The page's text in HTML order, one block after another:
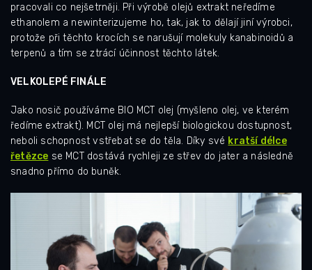
pracovali co nejšetrněji. Při výrobě olejů extrakt neředíme
ethanolem a newinterizujeme ho, tak, jak to dělají jiní výrobci,
protože při těchto krocích se narušují molekuly kanabinoidů a
terpenů a tím se ztrácí účinnost těchto látek.
VELKOLEPÉ FINÁLE
Jako nosič používáme BIO MCT olej (myšleno olej, ve kterém
ředíme extrakt). MCT olej má nejlepší biologickou dostupnost,
neboli schopnost vstřebat se do těla. Díky své kratší délce
řetězce se MCT dostává rychleji ze střev do jater a následně
snadno přímo do buněk.